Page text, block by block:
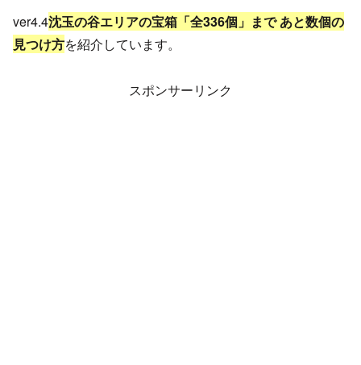
ver4.4沈玉の谷エリアの宝箱「全336個」まで あと数個の
見つけ方を紹介しています。
スポンサーリンク